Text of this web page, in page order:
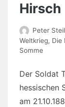
Hirsch
Peter Steil
Weltkrieg, Die
Somme
Der Soldat
hessischen
am